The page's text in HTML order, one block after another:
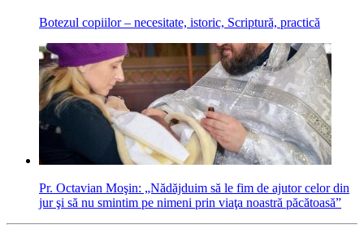
Botezul copiilor – necesitate, istoric, Scriptură, practică
Pr. Octavian Moşin: „Nădăjduim să le fim de ajutor celor din
jur şi să nu smintim pe nimeni prin viaţa noastră păcătoasă”